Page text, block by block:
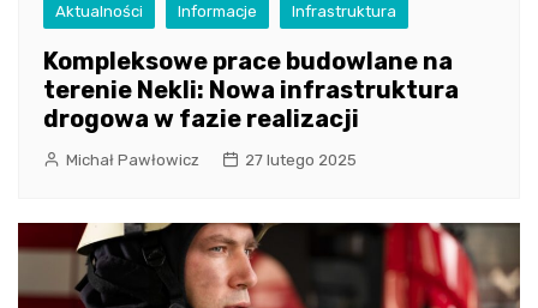
Aktualności Informacje Infrastruktura
Kompleksowe prace budowlane na
terenie Nekli: Nowa infrastruktura
drogowa w fazie realizacji
Michał Pawłowicz 27 lutego 2025